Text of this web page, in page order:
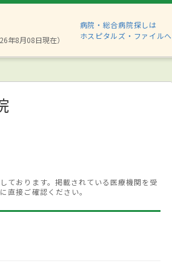
年8月08日現在）
病院・総合病院探しは
ホスピタルズ・ファイルへ
ております。掲載されている医療機関を受
直接ご確認ください。